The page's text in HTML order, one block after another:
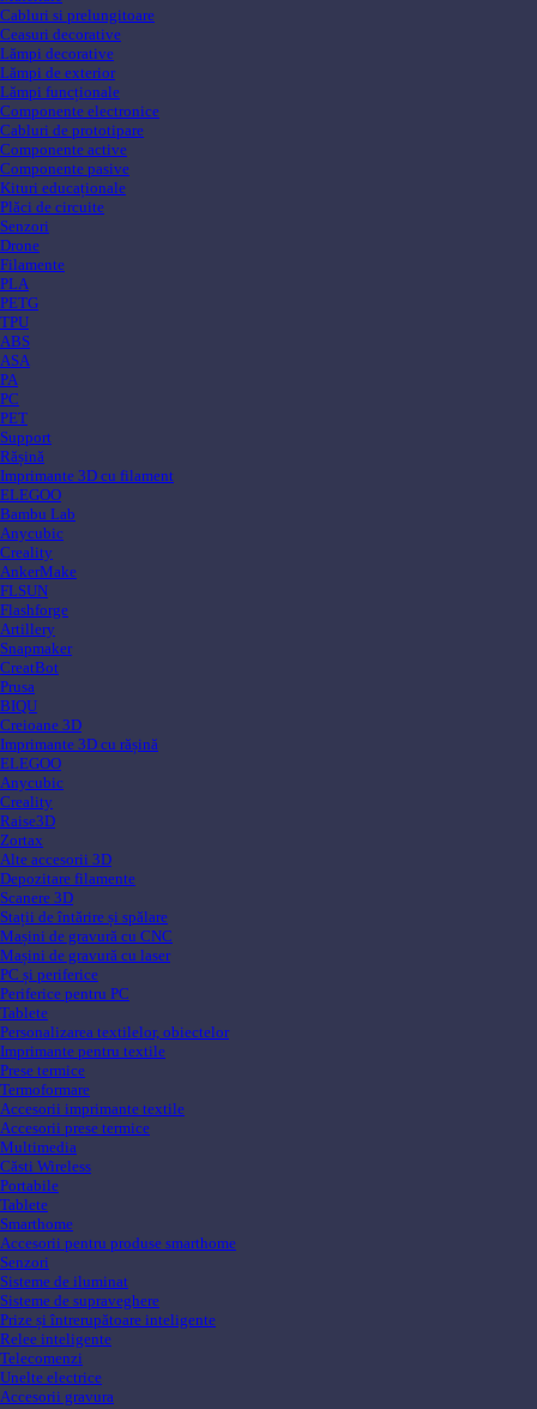
Cabluri si prelungitoare
Ceasuri decorative
Lămpi decorative
Lămpi de exterior
Lămpi funcționale
Componente electronice
Cabluri de prototipare
Componente active
Componente pasive
Kituri educaționale
Plăci de circuite
Senzori
Drone
Filamente
PLA
PETG
TPU
ABS
ASA
PA
PC
PET
Support
Rășină
Imprimante 3D cu filament
ELEGOO
Bambu Lab
Anycubic
Creality
AnkerMake
FLSUN
Flashforge
Artillery
Snapmaker
CreatBot
Prusa
BIQU
Creioane 3D
Imprimante 3D cu rășină
ELEGOO
Anycubic
Creality
Raise3D
Zortax
Alte accesorii 3D
Depozitare filamente
Scanere 3D
Stații de întărire și spălare
Mașini de gravură cu CNC
Mașini de gravură cu laser
PC și periferice
Periferice pentru PC
Tablete
Personalizarea textilelor, obiectelor
Imprimante pentru textile
Prese termice
Termoformare
Accesorii imprimante textile
Accesorii prese termice
Multimedia
Căsti Wireless
Portabile
Tablete
Smarthome
Accesorii pentru produse smarthome
Senzori
Sisteme de iluminat
Sisteme de supraveghere
Prize și întrerupătoare inteligente
Relee inteligente
Telecomenzi
Unelte electrice
Accesorii gravura